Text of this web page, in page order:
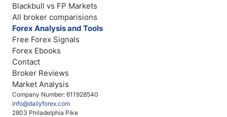
Company Number: 611928540
info@dailyforex.com
2803 Philadelphia Pike
Blackbull vs FP Markets
All broker comparisions
Forex Analysis and Tools
Free Forex Signals
Forex Ebooks
Contact
Broker Reviews
Market Analysis